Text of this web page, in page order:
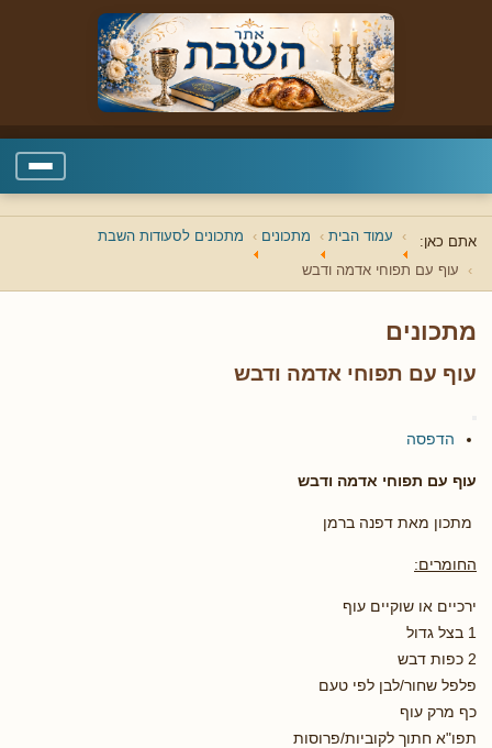
אתם כאן: עמוד הבית מתכונים מתכונים לסעודות השבת
עוף עם תפוחי אדמה ודבש
מתכונים
עוף עם תפוחי אדמה ודבש
הדפסה
עוף עם תפוחי אדמה ודבש
מתכון מאת דפנה ברמן
החומרים:
ירכיים או שוקיים עוף
1 בצל גדול
2 כפות דבש
פלפל שחור/לבן לפי טעם
כף מרק עוף
תפו"א חתוך לקוביות/פרוסות